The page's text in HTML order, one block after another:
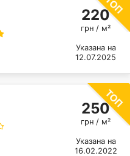
220
грн / м²
Указана на
12.07.2025
250
грн / м²
Указана на
16.02.2022